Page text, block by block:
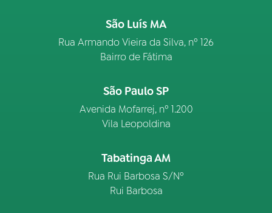
São Luís MA
Rua Armando Vieira da Silva, nº 126
Bairro de Fátima
São Paulo SP
Avenida Mofarrej, nº 1.200
Vila Leopoldina
Tabatinga AM
Rua Rui Barbosa S/Nº
Rui Barbosa